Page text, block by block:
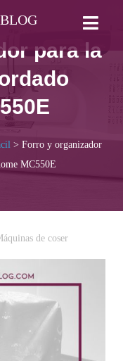
para la
> Forro y organizador
MC550E
de coser